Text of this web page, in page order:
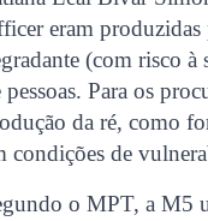
eram produzidas
(com risco à
pessoas. Para os
da ré, como
condições de
o MPT, a M5